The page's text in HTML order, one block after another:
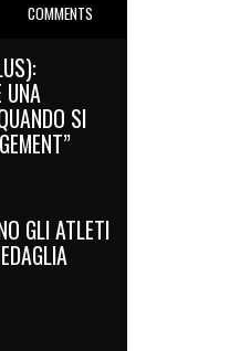
COMMENTS
UNA
SI
GLI ATLETI